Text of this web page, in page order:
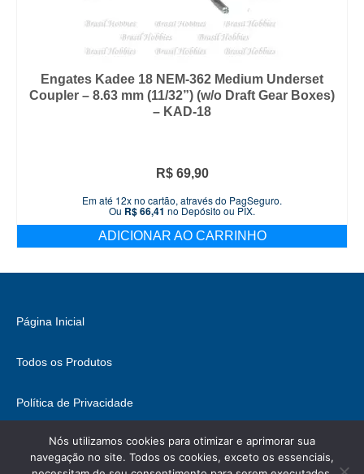
Engates Kadee 18 NEM-362 Medium Underset
Coupler – 8.63 mm (11/32”) (w/o Draft Gear Boxes)
– KAD-18
R$69,90
Em até 12x no cartão, através do PagSeguro.
Ou R$66,41 no Depósito ou PIX.
ADICIONAR AO CARRINHO
Página Inicial
Todos os Produtos
Política de Privacidade
Fale Conosco
Nós utilizamos cookies para otimizar e aprimorar sua
navegação no site. Todos os cookies, exceto os essenciais,